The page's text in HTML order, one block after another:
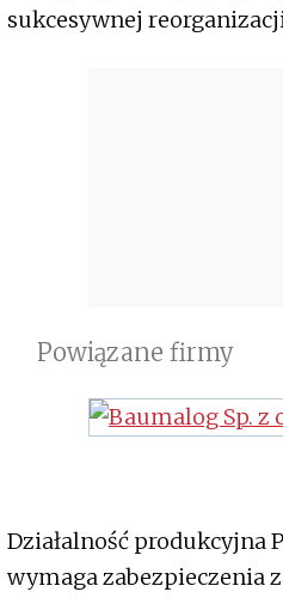
sukcesywnej
Powiązane firmy
Działalność produkcyjna
wymaga zabezpieczenia